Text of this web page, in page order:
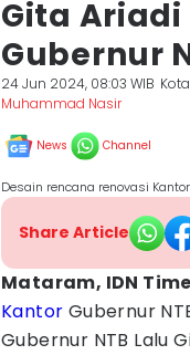
Gita
Gubernur
24 Jun 2024, 08:03 WIB
Muhammad Nasir
News Channel
Desain rencana renovasi Kantor
Share Article
Mataram, IDN
Kantor Gubernur
Gubernur NTB Lalu